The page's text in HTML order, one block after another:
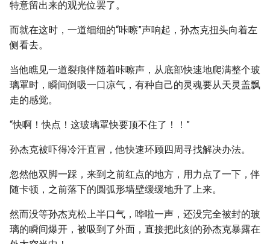
特意留出来的观光位罢了。
而就在这时，一道细细的“咔嚓”声响起，孙杰克扭头向着左
侧看去。
当他瞧见一道裂痕伴随着咔嚓声，从底部快速地爬满整个玻
璃罩时，瞬间倒吸一口凉气，有种自己的灵魂要从天灵盖飘
走的感觉。
“快啊！快点！这玻璃罩快要顶不住了！！”
孙杰克被吓得冷汗直冒，他快速环顾四周寻找解决办法。
忽然他双脚一踩，来到之前红点的地方，用力点了一下，伴
随卡顿，之前落下的圆弧形墙壁缓缓地升了上来。
然而没等孙杰克松上半口气，哗啦一声，还没完全被封的玻
璃的瞬间爆开，被吸到了外面，直接把此刻的孙杰克暴露在